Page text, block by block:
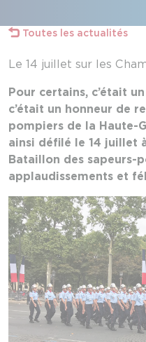
Toutes les actualités
Le 14 juillet sur les
Pour certains, c’était
c’était un honneur de
pompiers de la Haute-
ainsi défilé le 14 juillet
Bataillon des sapeurs-
applaudissements et